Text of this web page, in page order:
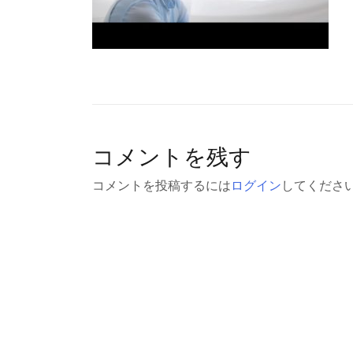
コメントを残す
コメントを投稿するには ログイン してくださ